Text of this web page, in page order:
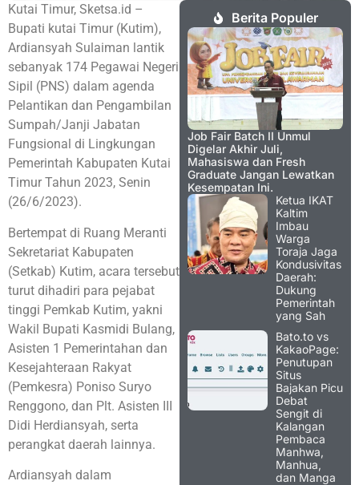
Kutai Timur, Sketsa.id –
Bupati kutai Timur (Kutim),
Ardiansyah Sulaiman lantik
sebanyak 174 Pegawai Negeri
Sipil (PNS) dalam agenda
Pelantikan dan Pengambilan
Sumpah/Janji Jabatan
Fungsional di Lingkungan
Pemerintah Kabupaten Kutai
Timur Tahun 2023, Senin
(26/6/2023).
Bertempat di Ruang Meranti
Sekretariat Kabupaten
(Setkab) Kutim, acara tersebut
turut dihadiri para pejabat
tinggi Pemkab Kutim, yakni
Wakil Bupati Kasmidi Bulang,
Asisten 1 Pemerintahan dan
Kesejahteraan Rakyat
(Pemkesra) Poniso Suryo
Renggono, dan Plt. Asisten III
Didi Herdiansyah, serta
perangkat daerah lainnya.
Ardiansyah dalam
Berita Populer
Job Fair Batch II Unmul
Digelar Akhir Juli,
Mahasiswa dan Fresh
Graduate Jangan Lewatkan
Kesempatan Ini.
Ketua IKAT
Kaltim
Imbau
Warga
Toraja Jaga
Kondusivitas
Daerah:
Dukung
Pemerintah
yang Sah
Bato.to vs
KakaoPage:
Penutupan
Situs
Bajakan Picu
Debat
Sengit di
Kalangan
Pembaca
Manhwa,
Manhua,
dan Manga